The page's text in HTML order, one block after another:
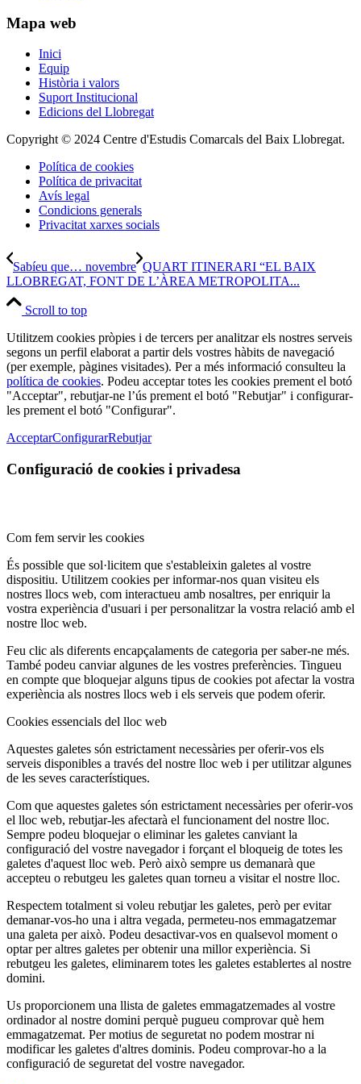
Mapa web
Inici
Equip
Història i valors
Suport Institucional
Edicions del Llobregat
Copyright © 2024 Centre d'Estudis Comarcals del Baix Llobregat.
Política de cookies
Política de privacitat
Avís legal
Condicions generals
Privacitat xarxes socials
Sabíeu que… novembre QUART ITINERARI “EL BAIX
LLOBREGAT, FONT DE L’ÀREA METROPOLITA...
Scroll to top
Utilitzem cookies pròpies i de tercers per analitzar els nostres serveis
segons un perfil elaborat a partir dels vostres hàbits de navegació
(per exemple, pàgines visitades). Per a més informació consulteu la
política de cookies. Podeu acceptar totes les cookies prement el botó
"Acceptar", rebutjar-ne l’ús prement el botó "Rebutjar" i configurar-
les prement el botó "Configurar".
AcceptarConfigurarRebutjar
Configuració de cookies i privadesa
Com fem servir les cookies
És possible que sol·licitem que s'estableixin galetes al vostre
dispositiu. Utilitzem cookies per informar-nos quan visiteu els
nostres llocs web, com interactueu amb nosaltres, per enriquir la
vostra experiència d'usuari i per personalitzar la vostra relació amb el
nostre lloc web.
Feu clic als diferents encapçalaments de categoria per saber-ne més.
També podeu canviar algunes de les vostres preferències. Tingueu
en compte que bloquejar alguns tipus de cookies pot afectar la vostra
experiència als nostres llocs web i els serveis que podem oferir.
Cookies essencials del lloc web
Aquestes galetes són estrictament necessàries per oferir-vos els
serveis disponibles a través del nostre lloc web i per utilitzar algunes
de les seves característiques.
Com que aquestes galetes són estrictament necessàries per oferir-vos
el lloc web, rebutjar-les afectarà el funcionament del nostre lloc.
Sempre podeu bloquejar o eliminar les galetes canviant la
configuració del vostre navegador i forçant el bloqueig de totes les
galetes d'aquest lloc web. Però això sempre us demanarà que
accepteu o rebutgeu les galetes quan torneu a visitar el nostre lloc.
Respectem totalment si voleu rebutjar les galetes, però per evitar
demanar-vos-ho una i altra vegada, permeteu-nos emmagatzemar
una galeta per això. Podeu desactivar-vos en qualsevol moment o
optar per altres galetes per obtenir una millor experiència. Si
rebutgeu les galetes, eliminarem totes les galetes establertes al nostre
domini.
Us proporcionem una llista de galetes emmagatzemades al vostre
ordinador al nostre domini perquè pugueu comprovar què hem
emmagatzemat. Per motius de seguretat no podem mostrar ni
modificar les galetes d'altres dominis. Podeu comprovar-ho a la
configuració de seguretat del vostre navegador.